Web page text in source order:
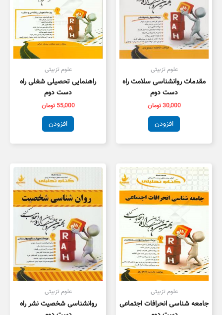
علوم تزبیتی
مقدمات روانشناسی سلامت راه
دست دوم
30,000تومان
افزودن
علوم تزبیتی
راهنمایی تحصیلی شغلی راه
دست دوم
55,000 تومان
افزودن
علوم تزبیتی
جامعه شناسی انحرافات اجتماعی
علوم تزبیتی
روانشناسی شخصیت نشر راه